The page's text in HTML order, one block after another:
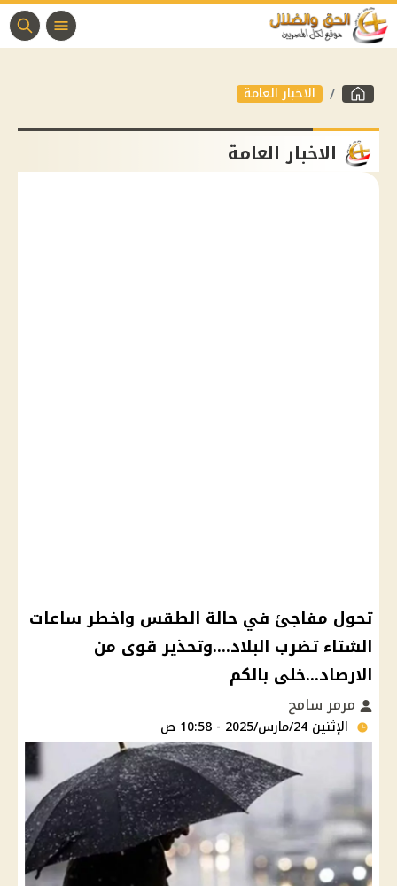
الاخبار العامة
الاخبار العامة
تحول مفاجئ في حالة الطقس واخطر ساعات
الشتاء تضرب البلاد....وتحذير قوى من
الارصاد...خلى بالكم
مرمر سامح
الإثنين 24/مارس/2025 - 10:58 ص